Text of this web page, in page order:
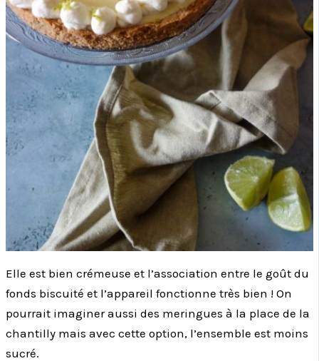
Elle est bien crémeuse et l’association entre le goût du
fonds biscuité et l’appareil fonctionne très bien ! On
pourrait imaginer aussi des meringues à la place de la
chantilly mais avec cette option, l’ensemble est moins
sucré.